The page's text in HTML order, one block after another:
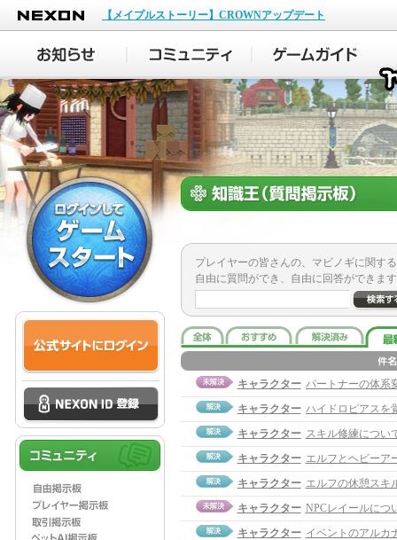
NEXON
【メイプルストーリー】CROWNアップデート
プレイヤーの皆さんの、マビノギに関す
自由に質問ができ、自由に回答ができま
キャラクター パートナーの体系
キャラクター ハイドロピアスを
キャラクター スキル修練につい
キャラクター エルフとヘビーア
キャラクター エルフの休憩スキ
キャラクター NPCレイールにつ
キャラクター イベントのアルカ